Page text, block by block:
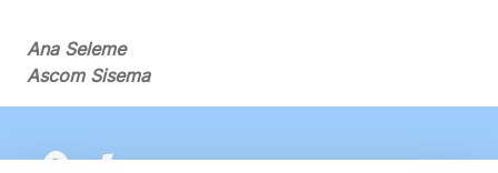
Ana Seleme
Ascom Sisema